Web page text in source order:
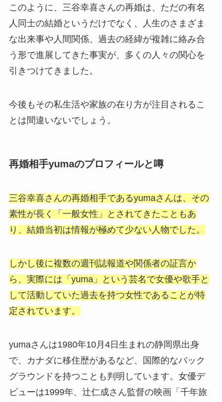
このように、三谷幸喜さんの再婚は、ただの有名
人同士の結婚というだけでなく、人生のさまざま
な出来事や人間関係、過去の経緯が複雑に絡み合
う形で進展してきた事実が、多くの人々の関心を
引きつけてきました。
今後もその私生活や家族の在り方が注目されるこ
とは間違いないでしょう。
再婚相手yumaのプロフィールと噂
三谷幸喜さんの再婚相手であるyumaさんは、その
素性が長く「一般女性」とされてきたこともあ
り、結婚当初は情報が極めて少ない人物でした。
しかし後に複数の週刊誌報道や関係者の証言か
ら、実際には「yuma」という芸名で女優や歌手と
して活動していた過去を持つ女性であることが特
定されています。
yumaさんは1980年10月4日生まれの静岡県出身
で、カナダに移住歴があるなど、国際的なバック
グラウンドを持つことも判明しています。女優デ
ビューは1999年、辻仁成さん監督の映画「千年旅